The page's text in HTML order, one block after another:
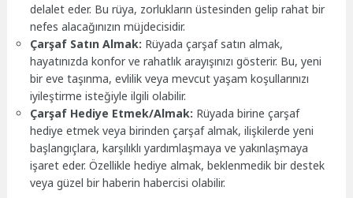
delalet eder. Bu rüya, zorlukların üstesinden gelip rahat bir
nefes alacağınızın müjdecisidir.
Çarşaf Satın Almak: Rüyada çarşaf satın almak,
hayatınızda konfor ve rahatlık arayışınızı gösterir. Bu, yeni
bir eve taşınma, evlilik veya mevcut yaşam koşullarınızı
iyileştirme isteğiyle ilgili olabilir.
Çarşaf Hediye Etmek/Almak: Rüyada birine çarşaf
hediye etmek veya birinden çarşaf almak, ilişkilerde yeni
başlangıçlara, karşılıklı yardımlaşmaya ve yakınlaşmaya
işaret eder. Özellikle hediye almak, beklenmedik bir destek
veya güzel bir haberin habercisi olabilir.